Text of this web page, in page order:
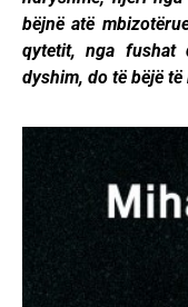
bëjnë atë
qytetit, nga
dyshim, do të bëjë